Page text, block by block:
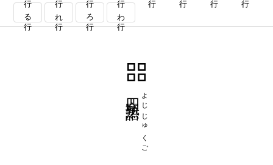
る行 れ行 ろ行 わ行
よじじゅくご